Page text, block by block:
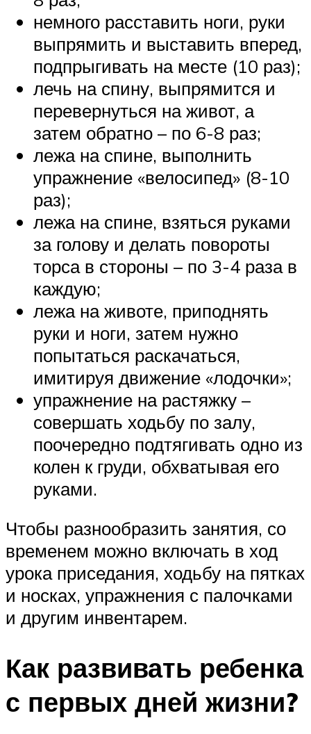
немного расставить ноги, руки
выпрямить и выставить вперед,
подпрыгивать на месте (10 раз);
лечь на спину, выпрямится и
перевернуться на живот, а
затем обратно – по 6-8 раз;
лежа на спине, выполнить
упражнение «велосипед» (8-10
раз);
лежа на спине, взяться руками
за голову и делать повороты
торса в стороны – по 3-4 раза в
каждую;
лежа на животе, приподнять
руки и ноги, затем нужно
попытаться раскачаться,
имитируя движение «лодочки»;
упражнение на растяжку –
совершать ходьбу по залу,
поочередно подтягивать одно из
колен к груди, обхватывая его
руками.
Чтобы разнообразить занятия, со
временем можно включать в ход
урока приседания, ходьбу на пятках
и носках, упражнения с палочками
и другим инвентарем.
Как развивать ребенка
с первых дней жизни?